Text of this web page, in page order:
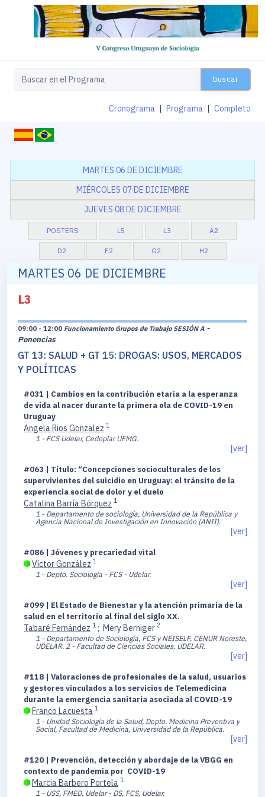
buscar
Cronograma | Programa | Completo
MARTES 06 DE DICIEMBRE
MIÉRCOLES 07 DE DICIEMBRE
JUEVES 08 DE DICIEMBRE
POSTERS L5 L3 A2
D2 F2 G2 H2
MARTES 06 DE DICIEMBRE
L3
09:00 - 12:00 Funcionamiento Grupos de Trabajo SESIÓN A -
Ponencias
GT 13: SALUD + GT 15: DROGAS: USOS, MERCADOS
Y POLÍTICAS
#031 | Cambios en la contribución etaria a la esperanza
de vida al nacer durante la primera ola de COVID-19 en
Uruguay
Angela Rios Gonzalez 1
1 - FCS Udelar, Cedeplar UFMG.
[ver]
#063 | Título: “Concepciones socioculturales de los
supervivientes del suicidio en Uruguay: el tránsito de la
experiencia social de dolor y el duelo
Catalina Barría Bórquez 1
1 - Departamento de sociología, Universidad de la República y
Agencia Nacional de Investigación en Innovación (ANII).
[ver]
#086 | Jóvenes y precariedad vital
Víctor González 1
1 - Depto. Sociología - FCS - Udelar.
[ver]
#099 | El Estado de Bienestar y la atención primaria de la
salud en el territorio al final del siglo XX.
Tabaré Fernández 1 ; Mery Berniger 2
1 - Departamento de Sociología, FCS y NEISELF, CENUR Noreste,
UDELAR. 2 - Facultad de Ciencias Sociales, UDELAR.
[ver]
#118 | Valoraciones de profesionales de la salud, usuarios
y gestores vinculados a los servicios de Telemedicina
durante la emergencia sanitaria asociada al COVID-19
Franco Lacuesta 1
1 - Unidad Sociología de la Salud, Depto. Medicina Preventiva y
Social, Facultad de Medicina, Universidad de la República.
[ver]
#120 | Prevención, detección y abordaje de la VBGG en
contexto de pandemia por COVID-19
Marcia Barbero Portela 1
1 - USS, FMED, Udelar - DS, FCS, Udelar.